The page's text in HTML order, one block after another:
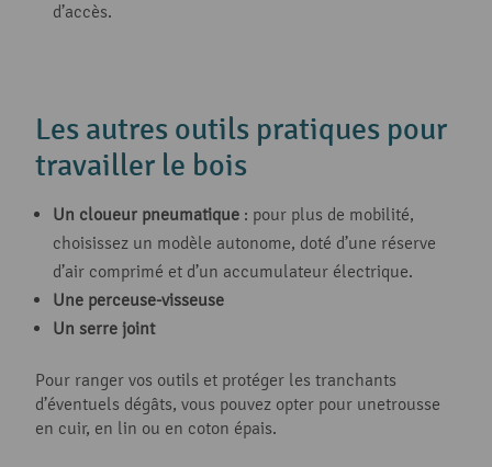
d’accès.
Les autres outils pratiques pour
travailler le bois
Un cloueur pneumatique : pour plus de mobilité,
choisissez un modèle autonome, doté d’une réserve
d’air comprimé et d’un accumulateur électrique.
Une perceuse-visseuse
Un serre joint
Pour ranger vos outils et protéger les tranchants
d’éventuels dégâts, vous pouvez opter pour unetrousse
en cuir, en lin ou en coton épais.